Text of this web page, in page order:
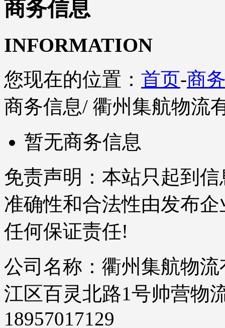
商务信息
INFORMATION
您现在的位置： 首页-商
商务信息/ 衢州集航物流
暂无商务信息
免责声明：本站只起到
准确性和合法性由发布
任何保证责任!
公司名称：衢州集航物
江区百灵北路1号帅营物
18957017129